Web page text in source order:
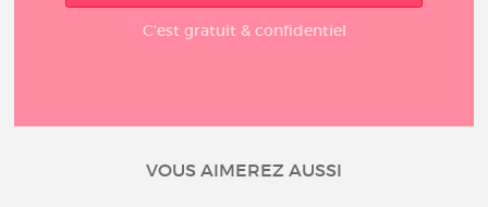
C'est gratuit & confidentiel
VOUS AIMEREZ AUSSI